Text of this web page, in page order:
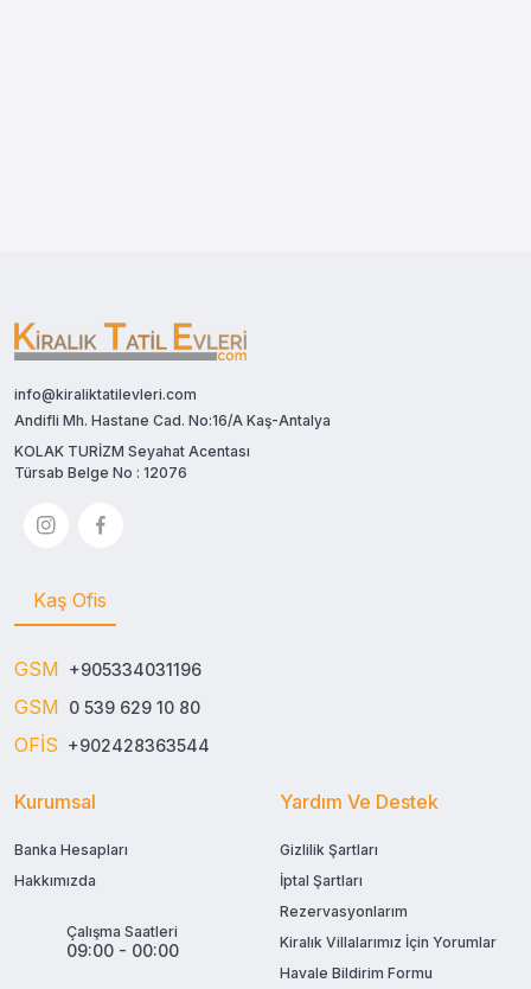
Kurumsal
Banka Hesapları
Hakkımızda
Çalışma Saatleri
09:00 - 00:00
Yardım Ve Destek
Gizlilik Şartları
İptal Şartları
Rezervasyonlarım
Kiralık Villalarımız İçin Yorumlar
Havale Bildirim Formu
info@kiraliktatilevleri.com
Andifli Mh. Hastane Cad. No:16/A Kaş-Antalya
KOLAK TURİZM Seyahat Acentası
Türsab Belge No : 12076
Kaş Ofis
+905334031196
GSM
0 539 629 10 80
GSM
+902428363544
OFİS